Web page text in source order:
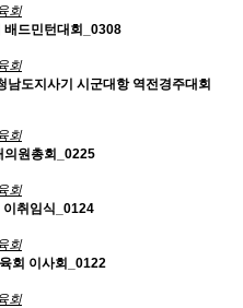
회
배드민턴대회_0308
회
남도지사기 시군대항 역전경주대회
회
의원총회_0225
회
이취임식_0124
회
회 이사회_0122
회